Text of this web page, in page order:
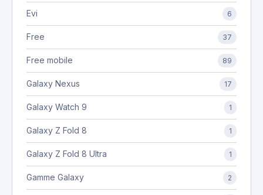
Evi 6
Free 37
Free mobile 89
Galaxy Nexus 17
Galaxy Watch 9 1
Galaxy Z Fold 8 1
Galaxy Z Fold 8 Ultra 1
Gamme Galaxy 2